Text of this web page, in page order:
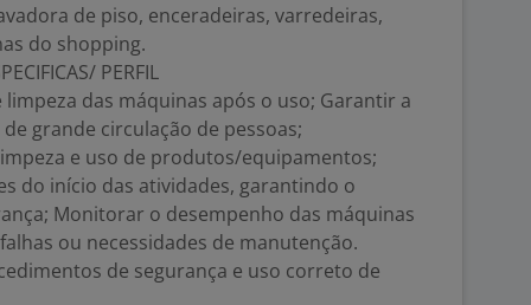
de piso, enceradeiras, varredeiras,
do shopping.
PERFIL
das máquinas após o uso; Garantir a
grande circulação de pessoas;
e uso de produtos/equipamentos;
do início das atividades, garantindo o
Monitorar o desempenho das máquinas
ou necessidades de manutenção.
de segurança e uso correto de